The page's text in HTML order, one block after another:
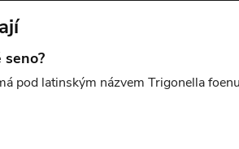
pod latinským názvem Trigonella